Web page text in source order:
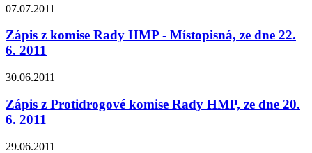
07.07.2011
Zápis z komise Rady HMP - Místopisná, ze dne 22.
6. 2011
30.06.2011
Zápis z Protidrogové komise Rady HMP, ze dne 20.
6. 2011
29.06.2011